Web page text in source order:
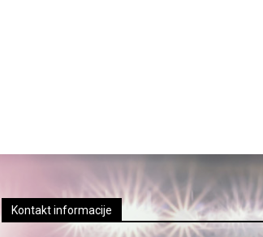
Kontakt informacije